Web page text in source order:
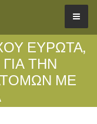
ΕΥΡΩΤΑ,
ΤΗΝ
ΜΕ